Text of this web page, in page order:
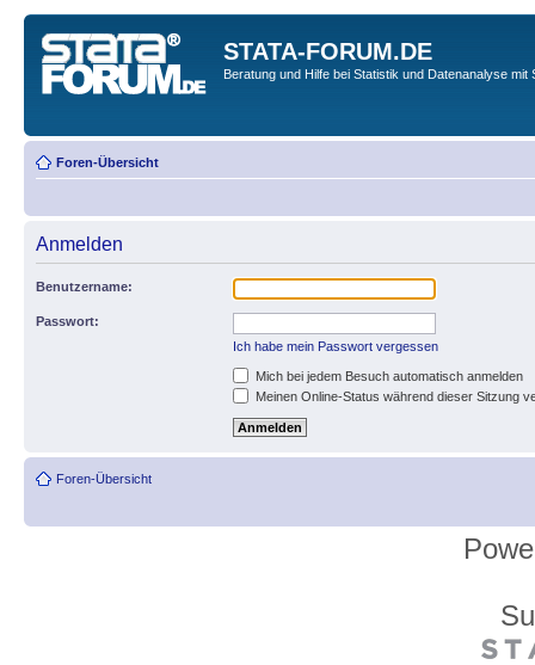
STATA-FORUM.DE
Beratung und Hilfe bei Statistik und Datenanalyse mit
Foren-Übersicht
Anmelden
Benutzername:
Passwort:
Ich habe mein Passwort vergessen
Mich bei jedem Besuch automatisch anmelden
Meinen Online-Status während dieser Sitzung
Foren-Übersicht